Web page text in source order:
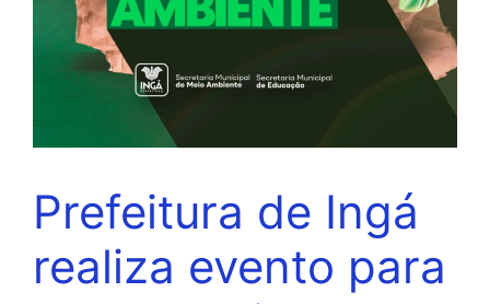
Prefeitura de Ingá
realiza evento para